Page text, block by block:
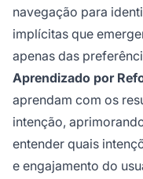
navegação para
implícitas que
apenas das
Aprendizado por
aprendam com os
intenção,
entender quais
e engajamento do